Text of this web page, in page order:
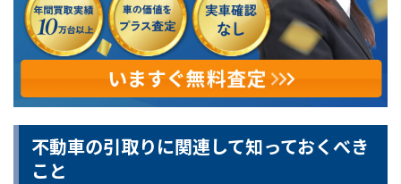
不動車の引取りに関連して知っておくべき
こと